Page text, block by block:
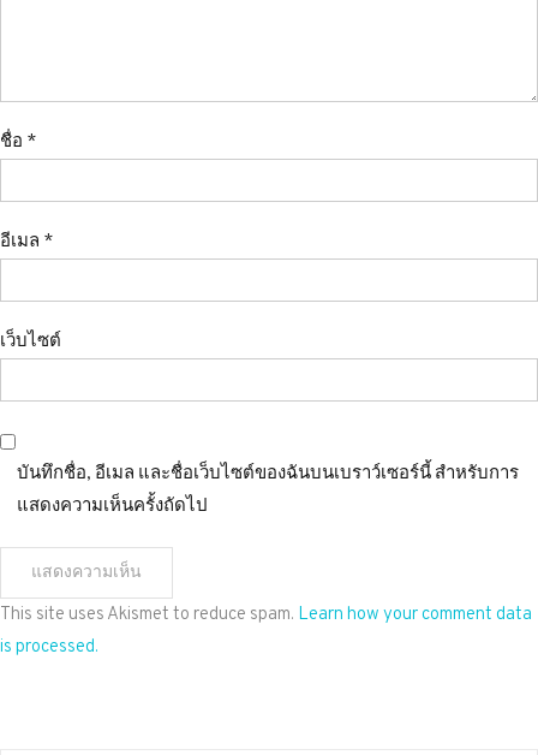
ชื่อ *
อีเมล *
เว็บไซต์
บันทึกชื่อ, อีเมล และชื่อเว็บไซต์ของฉันบนเบราว์เซอร์นี้ สำหรับการ
แสดงความเห็นครั้งถัดไป
This site uses Akismet to reduce spam. Learn how your comment data
is processed.